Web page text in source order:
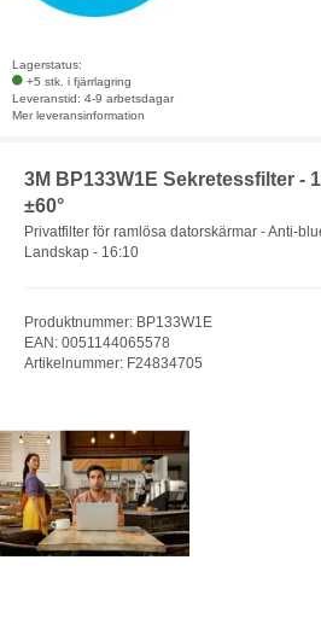
Lagerstatus:
+5 stk. i fjärrlagring
Leveranstid: 4-9 arbetsdagar
Mer leveransinformation
3M BP133W1E Sekretessfilter -
±60°
Privatfilter för ramlösa datorskärmar - Anti-
Landskap - 16:10
Produktnummer: BP133W1E
EAN: 0051144065578
Artikelnummer: F24834705